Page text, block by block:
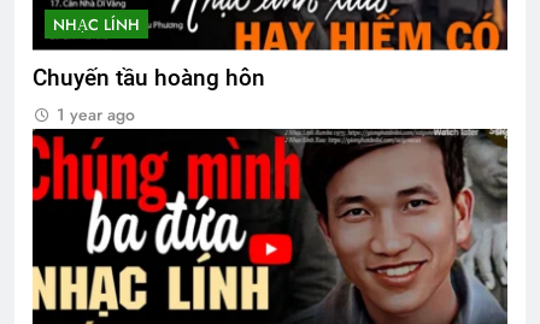
3 Years Ago
3 Months Ago
CTBCTY – Tập I – Chương 6
3 Years Ago
NHẠC LÍNH
Chuyến tầu hoàng hôn
1 year ago